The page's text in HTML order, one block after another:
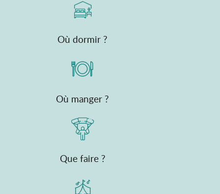
Où dormir ?
Où manger ?
Que faire ?